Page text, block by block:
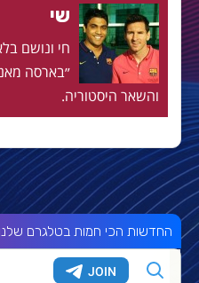
שי
״בארסה
והשאר היסטוריה.
החדשות הכי חמות בטלגרם שלנו